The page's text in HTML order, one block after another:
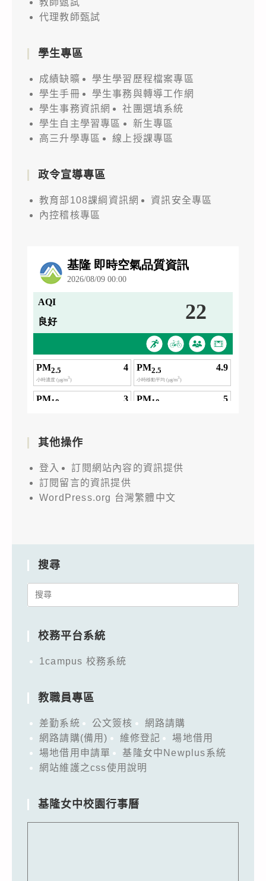
代理教師甄試
學生專區
成績缺曠
學生學習歷程檔案專區
學生手冊
學生事務與轉導工作網
學生事務資訊網
社團選填系統
學生自主學習專區
新生專區
高三升學專區
線上授課專區
政令宣導專區
教育部108課綱資訊網
資訊安全專區
內控稽核專區
其他操作
登入
訂閱網站內容的資訊提供
訂閱留言的資訊提供
WordPress.org 台灣繁體中文
搜尋
Search
校務平台系統
1campus 校務系統
教職員專區
差勤系統 公文簽核
網路請購
網路請購(備用)
維修登記
場地借用
場地借用申請單
基隆女中Newplus系統
網站維護之css使用說明
基隆女中校園行事曆